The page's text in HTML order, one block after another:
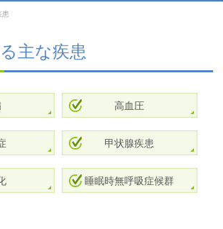
患
主な疾患
高血圧
甲状腺疾患
睡眠時無呼吸症候群